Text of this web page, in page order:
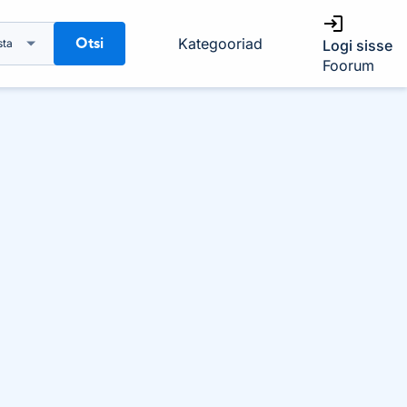
Otsi Kategooriad
Logi sisse
Foorum